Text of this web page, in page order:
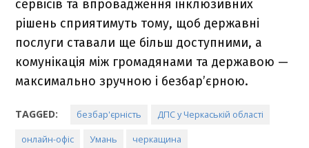
сервісів та впровадження інклюзивних
рішень сприятимуть тому, щоб державні
послуги ставали ще більш доступними, а
комунікація між громадянами та державою —
максимально зручною і безбар’єрною.
TAGGED: безбар'єрність ДПС у Черкаській області
онлайн-офіс Умань черкащина